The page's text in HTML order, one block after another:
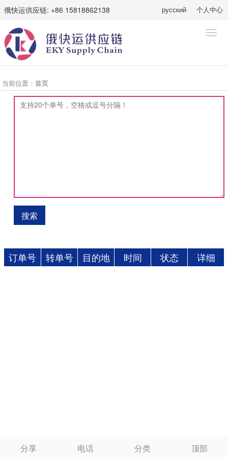
俄快运供应链: +86 15818862138 русский 个人中心
当前位置： 首页
订单号 转单号 目的地 时间 状态 详细
分享 电话 分类 顶部